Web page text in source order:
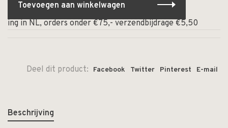
Toevoegen aan winkelwagen
in NL, orders onder €75,- verzendbijdrage €5,50
Deel dit product: Facebook Twitter Pinterest E-mail
Beschrijving